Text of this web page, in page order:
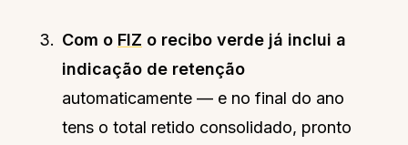
Com o FIZ o recibo verde já inclui a
indicação de retenção
automaticamente — e no final do ano
tens o total retido consolidado, pronto